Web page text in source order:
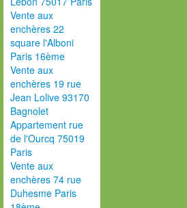
Vente aux
enchères 22
square l'Alboni
Paris 16ème
Vente aux
enchères 19 rue
Jean Lolive 93170
Bagnolet
Appartement rue
de l'Ourcq 75019
Paris
Vente aux
enchères 74 rue
Duhesme Paris